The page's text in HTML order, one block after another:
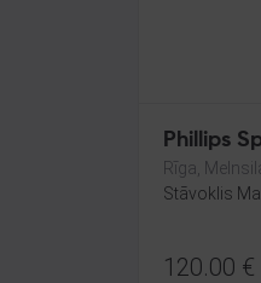
Phillips
Rīga,
Stāvoklis
120.00 €